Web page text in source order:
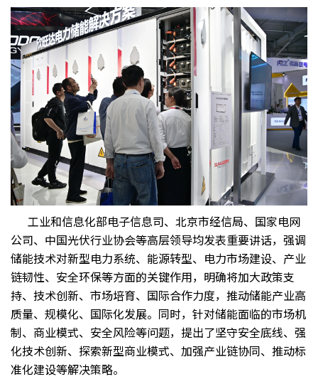
工业和信息化部电子信息司、北京市经信局、国家电网
公司、中国光伏行业协会等高层领导均发表重要讲话，强调
储能技术对新型电力系统、能源转型、电力市场建设、产业
链韧性、安全环保等方面的关键作用，明确将加大政策支
持、技术创新、市场培育、国际合作力度，推动储能产业高
质量、规模化、国际化发展。同时，针对储能面临的市场机
制、商业模式、安全风险等问题，提出了坚守安全底线、强
化技术创新、探索新型商业模式、加强产业链协同、推动标
准化建设等解决策略。